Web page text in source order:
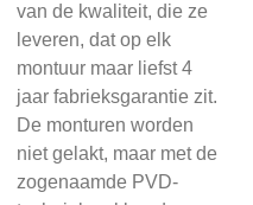
van de kwaliteit, die ze
leveren, dat op elk
montuur maar liefst 4
jaar fabrieksgarantie zit.
De monturen worden
niet gelakt, maar met de
zogenaamde PVD-